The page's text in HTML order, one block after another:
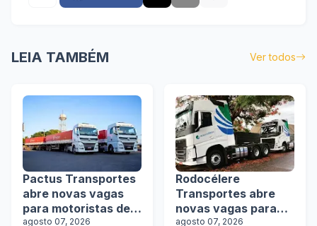
LEIA TAMBÉM Ver todos
Pactus Transportes
abre novas vagas
para motoristas de
rodotrens
agosto 07, 2026
Rodocélere
Transportes abre
novas vagas para
motoristas
agosto 07, 2026